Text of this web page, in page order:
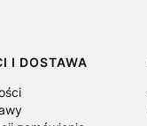
I DOSTAWA